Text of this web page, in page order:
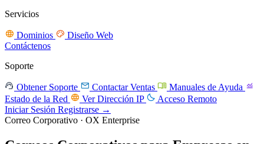
Servicios
 Dominios  Diseño Web
Contáctenos
Soporte
 Obtener Soporte  Contactar Ventas  Manuales de Ayuda 
Estado de la Red  Ver Dirección IP  Acceso Remoto
Iniciar Sesión Registrarse →
Correo Corporativo · OX Enterprise